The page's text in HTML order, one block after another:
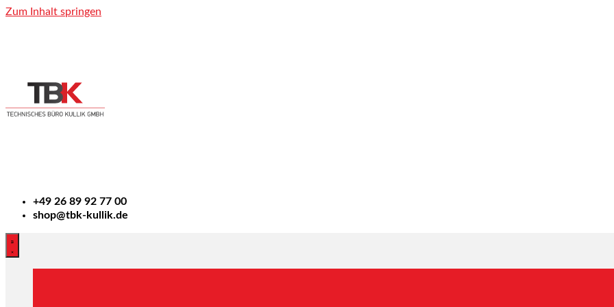
Zum Inhalt springen
+49 26 89 92 77 00
shop@tbk-kullik.de